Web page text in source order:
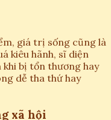
giá trị sống cũng là
kiêu hãnh, sĩ diện
khi bị tổn thương hay
dễ tha thứ hay
xã hội